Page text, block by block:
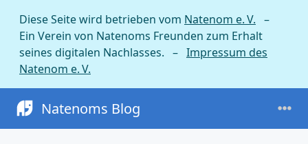
Diese Seite wird betrieben vom Natenom e. V. –
Ein Verein von Natenoms Freunden zum Erhalt
seines digitalen Nachlasses. – Impressum des
Natenom e. V.
Natenoms Blog